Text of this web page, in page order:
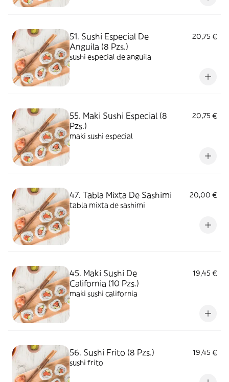
51. Sushi Especial De
Anguila (8 Pzs.)
20,75 €
sushi especial de anguila
55. Maki Sushi Especial (8
Pzs.)
20,75 €
maki sushi especial
47. Tabla Mixta De Sashimi
20,00 €
tabla mixta de sashimi
45. Maki Sushi De
California (10 Pzs.)
19,45 €
maki sushi california
56. Sushi Frito (8 Pzs.)
19,45 €
sushi frito